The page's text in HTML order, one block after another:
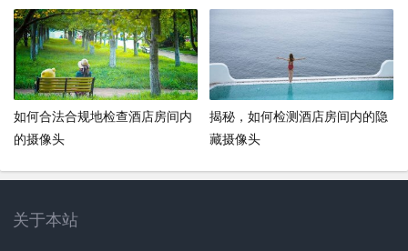
如何合法合规地检查酒店房间内
的摄像头
揭秘，如何检测酒店房间内的隐
藏摄像头
关于本站